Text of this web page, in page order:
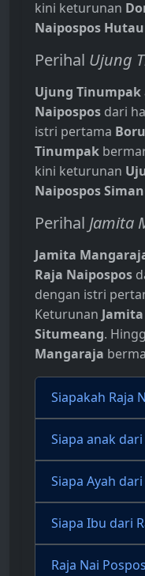
kini keturunan
Naipospos
Perihal Ujung
Ujung Tinumpak
Naipospos dari
istri pertama
Tinumpak
kini keturunan
Naipospos
Perihal Jamita
Jamita
Raja Naipospos
dengan istri
Keturunan
Situmeang.
Mangaraja
Siapakah Raja
Siapa anak
Siapa Ayah
Siapa Ibu dari
Raja Nai